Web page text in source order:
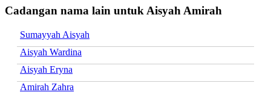
Cadangan nama lain untuk Aisyah Amirah
Sumayyah Aisyah
Aisyah Wardina
Aisyah Eryna
Amirah Zahra